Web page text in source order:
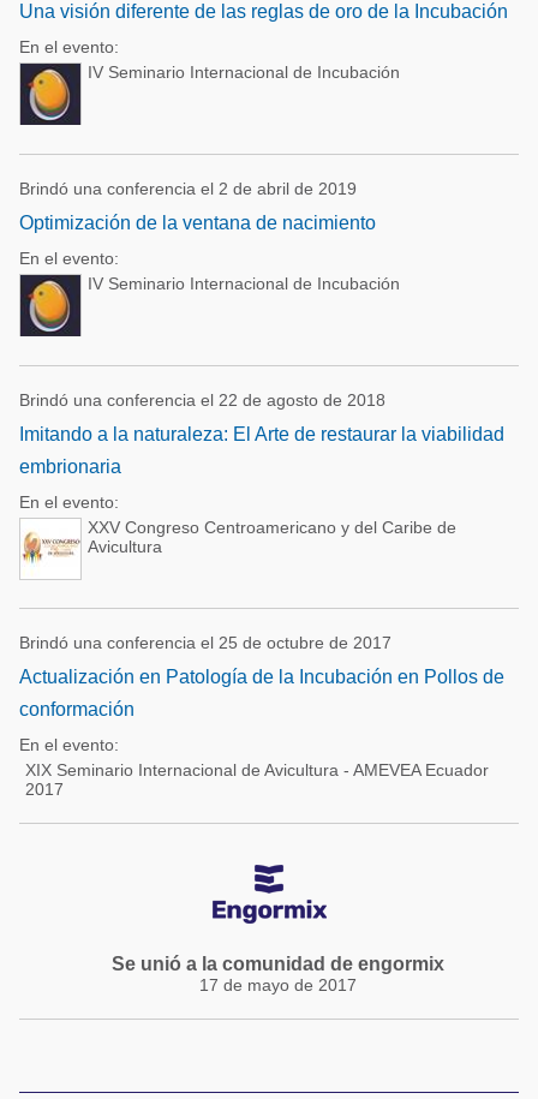
Una visión diferente de las reglas de oro de la Incubación
En el evento:
IV Seminario Internacional de Incubación
Brindó una conferencia el 2 de abril de 2019
Optimización de la ventana de nacimiento
En el evento:
IV Seminario Internacional de Incubación
Brindó una conferencia el 22 de agosto de 2018
Imitando a la naturaleza: El Arte de restaurar la viabilidad
embrionaria
En el evento:
XXV Congreso Centroamericano y del Caribe de
Avicultura
Brindó una conferencia el 25 de octubre de 2017
Actualización en Patología de la Incubación en Pollos de
conformación
En el evento:
XIX Seminario Internacional de Avicultura - AMEVEA Ecuador
2017
Se unió a la comunidad de engormix
17 de mayo de 2017